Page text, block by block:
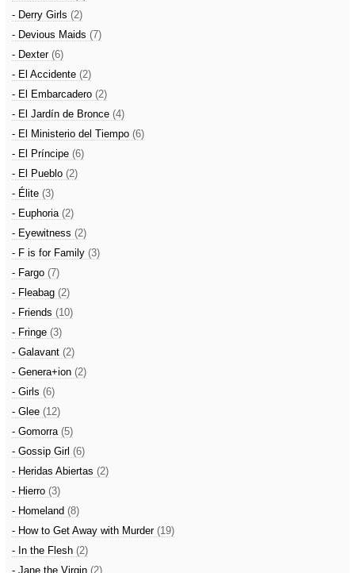
- Derry Girls (2)
- Devious Maids (7)
- Dexter (6)
- El Accidente (2)
- El Embarcadero (2)
- El Jardín de Bronce (4)
- El Ministerio del Tiempo (6)
- El Príncipe (6)
- El Pueblo (2)
- Élite (3)
- Euphoria (2)
- Eyewitness (2)
- F is for Family (3)
- Fargo (7)
- Fleabag (2)
- Friends (10)
- Fringe (3)
- Galavant (2)
- Genera+ion (2)
- Girls (6)
- Glee (12)
- Gomorra (5)
- Gossip Girl (6)
- Heridas Abiertas (2)
- Hierro (3)
- Homeland (8)
- How to Get Away with Murder (19)
- In the Flesh (2)
- Jane the Virgin (2)